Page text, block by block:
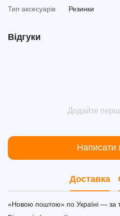
Тип аксесуарів
Резинки
Відгуки
Додайте
Написати
Доставка
«Новою поштою» по Україні — за